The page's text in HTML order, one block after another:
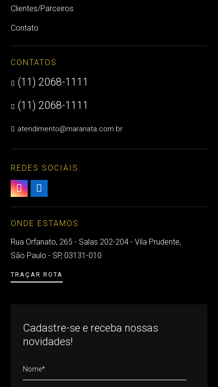
Clientes/Parceiros
Contato
CONTATOS
 (11) 2068-1111
 (11) 2068-1111
 atendimento@maranata.com.br
REDES SOCIAIS
 
ONDE ESTAMOS
Rua Orfanato, 265 - Salas 202-204 - Vila Prudente,
São Paulo - SP, 03131-010
TRAÇAR ROTA
Cadastre-se e receba nossas
novidades!